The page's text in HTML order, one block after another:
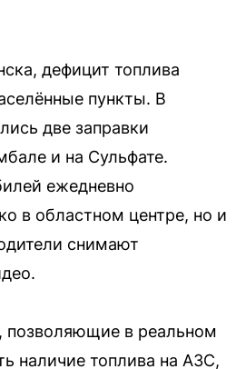
дефицит топлива
пункты. В
две заправки
и на Сульфате.
ежедневно
в областном центре, но и
снимают
позволяющие в реальном
наличие топлива на АЗС,